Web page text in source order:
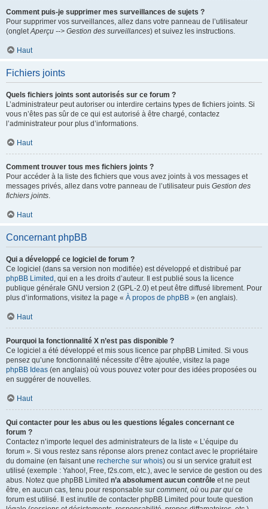
Comment puis-je supprimer mes surveillances de sujets ?
Pour supprimer vos surveillances, allez dans votre panneau de l’utilisateur
(ongletAperçu --> Gestion des surveillances) et suivez les instructions.
Haut
Fichiers joints
Quels fichiers joints sont autorisés sur ce forum ?
L’administrateur peut autoriser ou interdire certains types de fichiers joints. Si
vous n’êtes pas sûr de ce qui est autorisé à être chargé, contactez
l’administrateur pour plus d’informations.
Haut
Comment trouver tous mes fichiers joints ?
Pour accéder à la liste des fichiers que vous avez joints à vos messages et
messages privés, allez dans votre panneau de l’utilisateur puis Gestion des
fichiers joints.
Haut
Concernant phpBB
Qui a développé ce logiciel de forum ?
Ce logiciel (dans sa version non modifiée) est développé et distribué par
phpBB Limited , qui en a les droits d’auteur. Il est publié sous la licence
publique générale GNU version 2 (GPL-2.0) et peut être diffusé librement. Pour
plus d’informations, visitez la page « À propos de phpBB » (en anglais).
Haut
Pourquoi la fonctionnalité X n’est pas disponible ?
Ce logiciel a été développé et mis sous licence par phpBB Limited. Si vous
pensez qu’une fonctionnalité nécessite d’être ajoutée, visitez la page
phpBB Ideas (en anglais) où vous pouvez voter pour des idées proposées ou
en suggérer de nouvelles.
Haut
Qui contacter pour les abus ou les questions légales concernant ce
forum ?
Contactez n’importe lequel des administrateurs de la liste « L’équipe du
forum ». Si vous restez sans réponse alors prenez contact avec le propriétaire
du domaine (en faisant une recherche sur whois) ou si un service gratuit est
utilisé (exemple : Yahoo!, Free, f2s.com, etc.), avec le service de gestion ou des
abus. Notez que phpBB Limited n’a absolument aucun contrôle et ne peut
être, en aucun cas, tenu pour responsable sur comment, où ou par qui ce
forum est utilisé. Il est inutile de contacter phpBB Limited pour toute question